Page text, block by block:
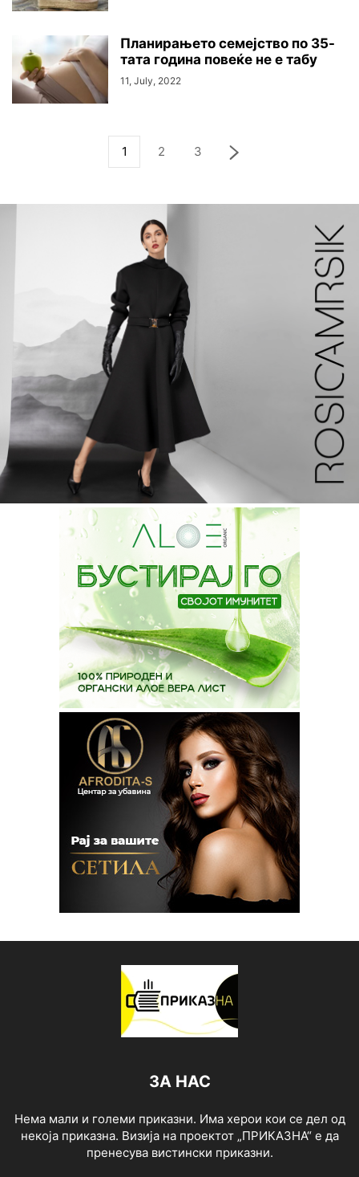
Планирањето семејство по 35-
тата година повеќе не е табу
11, July, 2022
1 2 3
ЗА НАС
Нема мали и големи приказни. Има херои кои се дел од
некоја приказна. Визија на проектот „ПРИКАЗНА“ е да
пренесува вистински приказни.